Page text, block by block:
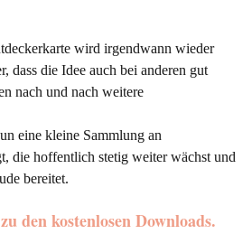
wird irgendwann wieder
dass die Idee auch bei anderen gut
nach und nach weitere
eine kleine Sammlung an
die hoffentlich stetig weiter wächst und
bereitet.
den kostenlosen Downloads.